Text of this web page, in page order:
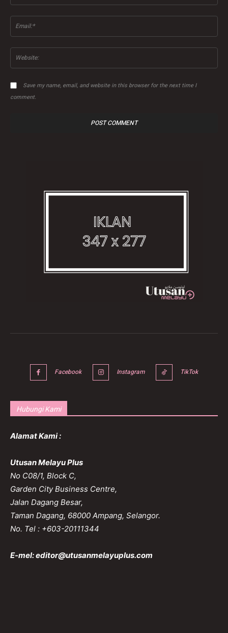
Save my name, email, and website in this browser for the next time I
comment.
Facebook Instagram TikTok
Hubungi Kami
Alamat Kami :
Utusan Melayu Plus
No C08/1, Block C,
Garden City Business Centre,
Jalan Dagang Besar,
Taman Dagang, 68000 Ampang, Selangor.
No. Tel : +603-20111344
E-mel:editor@utusanmelayuplus.com